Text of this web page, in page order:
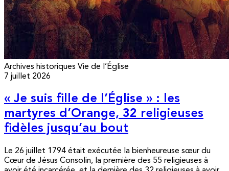
Archives historiques Vie de l’Église
7 juillet 2026
« Je suis fille de l’Église » : les
martyres d’Orange, 32 religieuses
fidèles jusqu’au bout
Le 26 juillet 1794 était exécutée la bienheureuse sœur du
Cœur de Jésus Consolin, la première des 55 religieuses à